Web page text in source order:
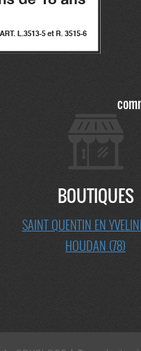
BOUTIQUES
SAINT QUENTIN EN
HOUDAN (78)